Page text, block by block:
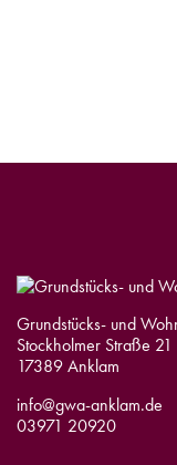
Grundstücks- und
Stockholmer Straße 21
17389 Anklam
info@gwa-anklam.de
03971 20920